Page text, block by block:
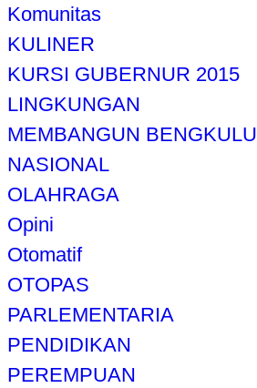
Komunitas
KULINER
KURSI GUBERNUR 2015
LINGKUNGAN
MEMBANGUN BENGKULU
NASIONAL
OLAHRAGA
Opini
Otomatif
OTOPAS
PARLEMENTARIA
PENDIDIKAN
PEREMPUAN